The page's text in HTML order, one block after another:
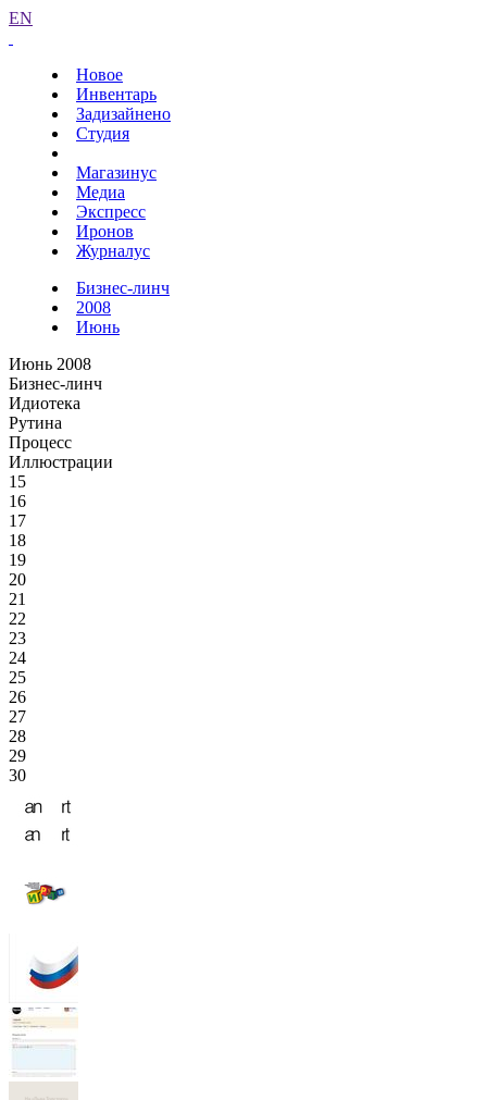
EN
Новое
Инвентарь
Задизайнено
Студия
Магазинус
Медиа
Экспресс
Иронов
Журналус
Бизнес-линч
2008
Июнь
Июнь 2008
Бизнес-линч
Идиотека
Рутина
Процесс
Иллюстрации
15
16
17
18
19
20
21
22
23
24
25
26
27
28
29
30